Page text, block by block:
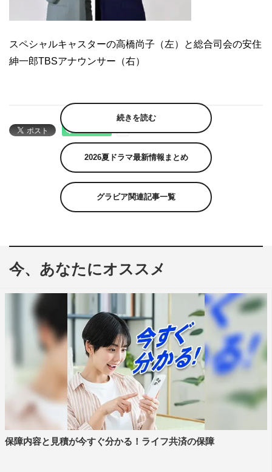
スペシャルキャスターの高橋尚子（左）と総合司会の安住
紳一郎TBSアナウンサー（右）
続きを読む
2026夏ドラマ最新情報まとめ
グラビア関連記事一覧
今、あなたにオススメ
保障内容と見積が今すぐ分かる！ライフ共済の保障